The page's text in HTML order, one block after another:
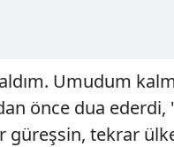
Umudum
önce dua ederdi,
güreşsin, tekrar